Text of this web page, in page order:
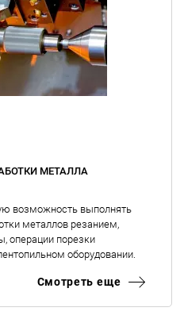
МЕТАЛЛА
возможность выполнять
металлов резанием,
операции порезки
оборудовании.
Смотреть еще